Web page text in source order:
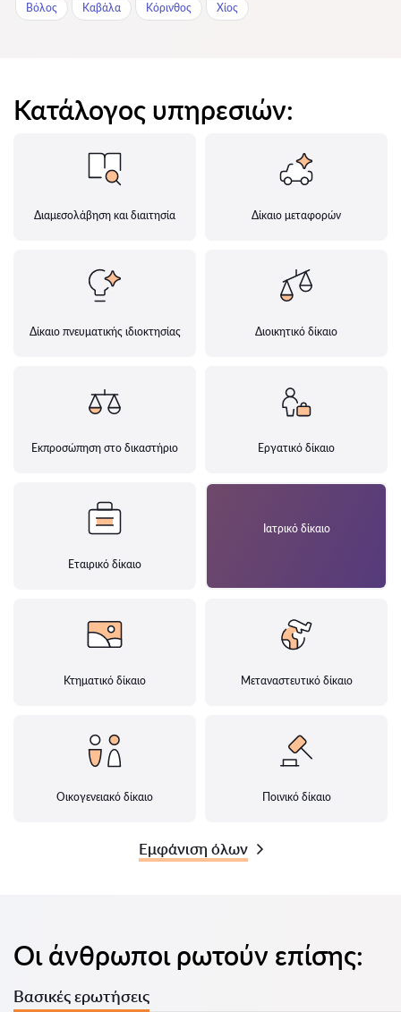
Βόλος Καβάλα Κόρινθος Χίος
Κατάλογος υπηρεσιών:
Διαμεσολάβηση και διαιτησία Δίκαιο μεταφορών
Δίκαιο πνευματικής ιδιοκτησίας Διοικητικό δίκαιο
Εκπροσώπηση στο δικαστήριο Εργατικό δίκαιο
Εταιρικό δίκαιο
Ιατρικό δίκαιο
Κτηματικό δίκαιο Μεταναστευτικό δίκαιο
Οικογενειακό δίκαιο Ποινικό δίκαιο
Εμφάνιση όλων
Οι άνθρωποι ρωτούν επίσης:
Βασικές ερωτήσεις